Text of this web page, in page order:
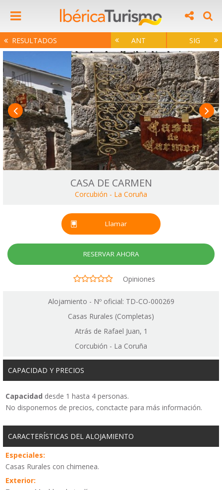
RESULTADOS ANT SIG
CASA DE CARMEN
Corcubión - La Coruña
Llamar
RESERVAR AHORA
Opiniones
Alojamiento - Nº oficial: TD-CO-000269
Casas Rurales (Completas)
Atrás de Rafael Juan, 1
Corcubión - La Coruña
CAPACIDAD Y PRECIOS
Capacidad desde 1 hasta 4 personas.
No disponemos de precios, conctacte para más información.
CARACTERÍSTICAS DEL ALOJAMIENTO
Especiales:
Casas Rurales con chimenea.
Exterior: